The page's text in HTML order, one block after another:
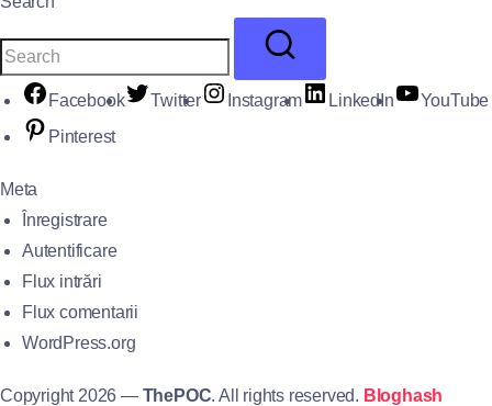
Facebook Twitter Instagram LinkedIn
YouTube
Pinterest
Meta
Înregistrare
Autentificare
Flux intrări
Flux comentarii
WordPress.org
Copyright 2026 — ThePOC. All rights reserved. Bloghash